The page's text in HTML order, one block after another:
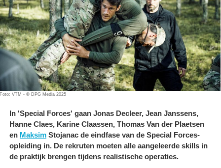
Foto: VTM - © DPG Media 2025
In 'Special Forces' gaan Jonas Decleer, Jean Janssens,
Hanne Claes, Karine Claassen, Thomas Van der Plaetsen
en Maksim Stojanac de eindfase van de Special Forces-
opleiding in. De rekruten moeten alle aangeleerde skills in
de praktijk brengen tijdens realistische operaties.